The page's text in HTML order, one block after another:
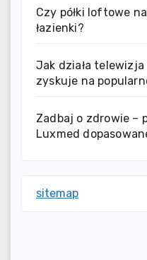
Czy półki loftowe
łazienki?
Jak działa
zyskuje na
Zadbaj o zdrowie –
Luxmed
sitemap